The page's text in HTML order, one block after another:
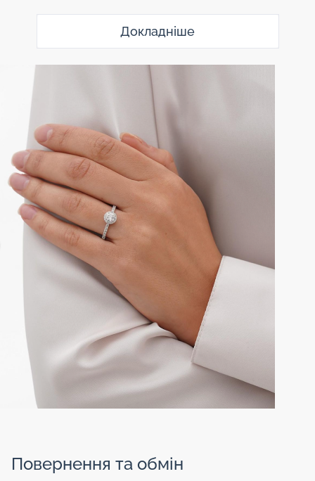
Докладніше
Повернення та обмін